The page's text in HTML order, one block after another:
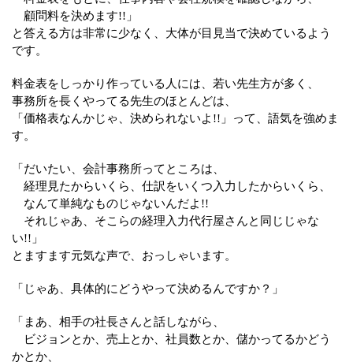
顧問料を決めます!!」
と答える方は非常に少なく、大体が目見当で決めているよう
です。
料金表をしっかり作っている人には、若い先生方が多く、
事務所を長くやってる先生のほとんどは、
「価格表なんかじゃ、決められないよ!!」って、語気を強めま
す。
「だいたい、会計事務所ってところは、
経理見たからいくら、仕訳をいくつ入力したからいくら、
なんて単純なものじゃないんだよ!!
それじゃあ、そこらの経理入力代行屋さんと同じじゃな
い!!」
とますます元気な声で、おっしゃいます。
「じゃあ、具体的にどうやって決めるんですか？」
「まあ、相手の社長さんと話しながら、
ビジョンとか、売上とか、社員数とか、儲かってるかどう
かとか、